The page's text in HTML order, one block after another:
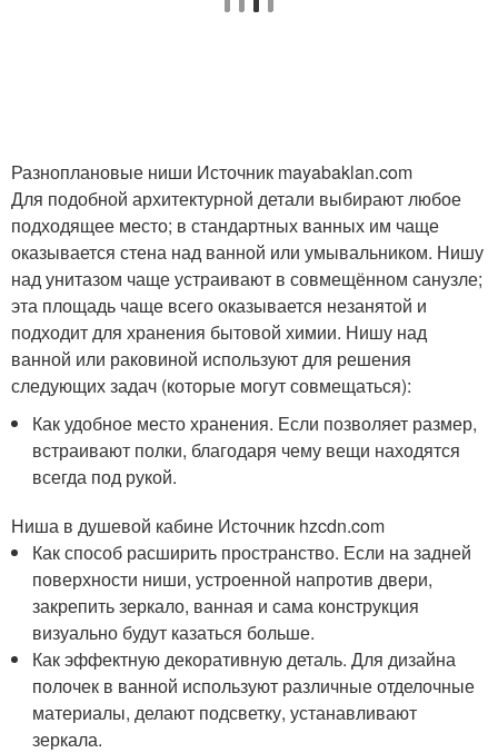
Разноплановые ниши Источник mayabaklan.com
Для подобной архитектурной детали выбирают любое
подходящее место; в стандартных ванных им чаще
оказывается стена над ванной или умывальником. Нишу
над унитазом чаще устраивают в совмещённом санузле;
эта площадь чаще всего оказывается незанятой и
подходит для хранения бытовой химии. Нишу над
ванной или раковиной используют для решения
следующих задач (которые могут совмещаться):
Как удобное место хранения. Если позволяет размер,
встраивают полки, благодаря чему вещи находятся
всегда под рукой.
Ниша в душевой кабине Источник hzcdn.com
Как способ расширить пространство. Если на задней
поверхности ниши, устроенной напротив двери,
закрепить зеркало, ванная и сама конструкция
визуально будут казаться больше.
Как эффектную декоративную деталь. Для дизайна
полочек в ванной используют различные отделочные
материалы, делают подсветку, устанавливают
зеркала.